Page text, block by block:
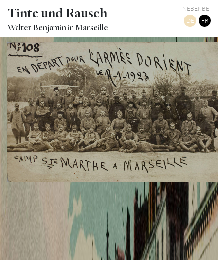
Tinte und Rausch
Walter Benjamin in Marseille
NEBENBEI
DE
FR
CAMP STE MARTHE À MARSEILLE : ARMÉE D’ORIENT
TWITTER TUMBLR PINTEREST